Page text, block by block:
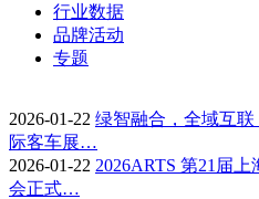
行业数据
品牌活动
专题
2026-01-22 绿智融合，全域互联
际客车展…
2026-01-22 2026ARTS 第21届
会正式…